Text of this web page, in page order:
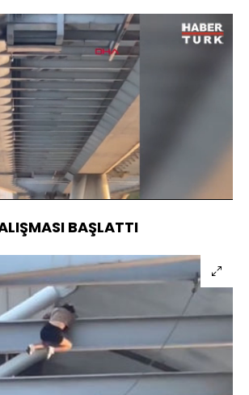
:
Hızı
BAŞLATTI